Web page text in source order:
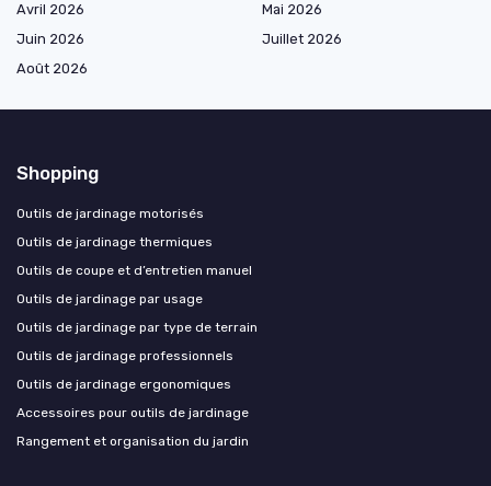
Avril 2026
Mai 2026
Juin 2026
Juillet 2026
Août 2026
Shopping
Outils de jardinage motorisés
Outils de jardinage thermiques
Outils de coupe et d’entretien manuel
Outils de jardinage par usage
Outils de jardinage par type de terrain
Outils de jardinage professionnels
Outils de jardinage ergonomiques
Accessoires pour outils de jardinage
Rangement et organisation du jardin